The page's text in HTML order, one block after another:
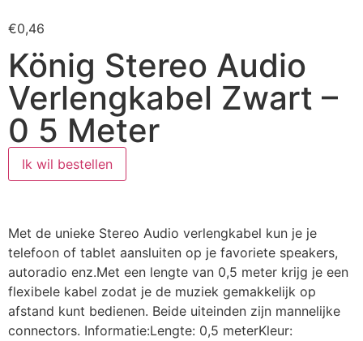
€0,46
König Stereo Audio
Verlengkabel Zwart –
0 5 Meter
Ik wil bestellen
Met de unieke Stereo Audio verlengkabel kun je je
telefoon of tablet aansluiten op je favoriete speakers,
autoradio enz.Met een lengte van 0,5 meter krijg je een
flexibele kabel zodat je de muziek gemakkelijk op
afstand kunt bedienen. Beide uiteinden zijn mannelijke
connectors. Informatie:Lengte: 0,5 meterKleur: